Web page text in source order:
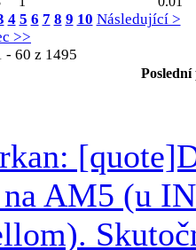
4 5 6 7 8 9 10 Následující >
>>
- 60 z 1495
AM5 (u